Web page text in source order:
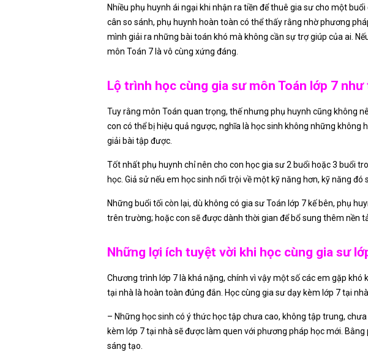
Nhiều phụ huynh ái ngại khi nhận ra tiền để thuê gia sư cho một
cân so sánh, phụ huynh hoàn toàn có thể thấy rằng nhờ phương
mình giải ra những bài toán khó mà không cần sự trợ giúp của ai.
môn Toán 7 là vô cùng xứng đáng.
Lộ trình học cùng gia sư môn Toán lớp 7
Tuy rằng môn Toán quan trọng, thế nhưng phụ huynh cũng không
con có thể bị hiệu quả ngược, nghĩa là học sinh không những
giải bài tập được.
Tốt nhất phụ huynh chỉ nên cho con học gia sư 2 buổi hoặc 3 buổi
học. Giả sử nếu em học sinh nổi trội về một kỹ năng hơn, kỹ năng
Những buổi tối còn lại, dù không có gia sư Toán lớp 7 kế bên, phụ
trên trường; hoặc con sẽ được dành thời gian để bổ sung thêm nền
Những lợi ích tuyệt vời khi học cùng gia sư
Chương trình lớp 7 là khá nặng, chính vì vậy một số các em gặp
tại nhà là hoàn toàn đúng đắn. Học cùng gia sư dạy kèm lớp 7 tại
– Những học sinh có ý thức học tập chưa cao, không tập trung,
kèm lớp 7 tại nhà sẽ được làm quen với phương pháp học mới.
sáng tạo.